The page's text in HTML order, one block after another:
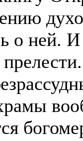
о ней.